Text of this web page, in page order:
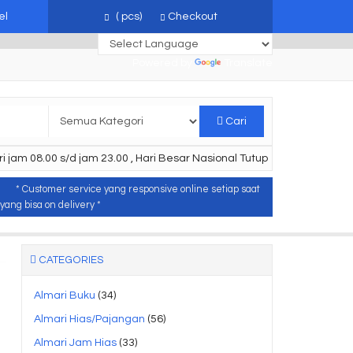
( pcs) Checkout
Cari
jam 08.00 s/d jam 23.00 , Hari Besar Nasional Tutup
* Customer service yang responsive online setiap saat
bisa on delivery *
CATEGORIES
Almari Buku (34)
Almari Hias/Pajangan (56)
Almari Jam Hias(33)